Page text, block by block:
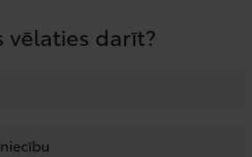
vēlaties darīt?